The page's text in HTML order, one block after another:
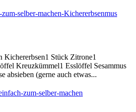
Kichererbsen1 Stück Zitrone1
Kreuzkümmel1 Esslöffel Sesammus
absieben (gerne auch etwas...